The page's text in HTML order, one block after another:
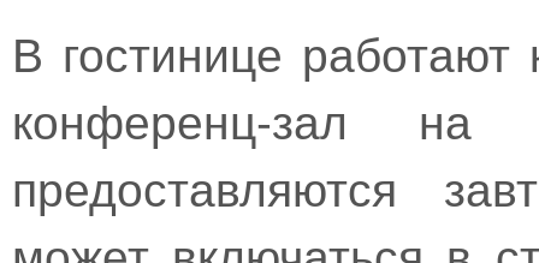
В гостинице
конференц-зал
предоставляются